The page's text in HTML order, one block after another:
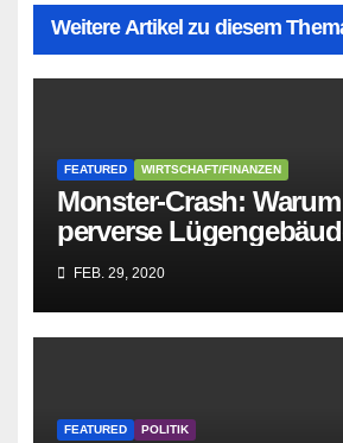
Weitere Artikel zu diesem
FEATURED WIRTSCHAFT/FINANZEN
Monster-Crash:
perverse
Sozialisten in sich
zusammenbricht!
FEB. 29, 2020
FEATURED POLITIK